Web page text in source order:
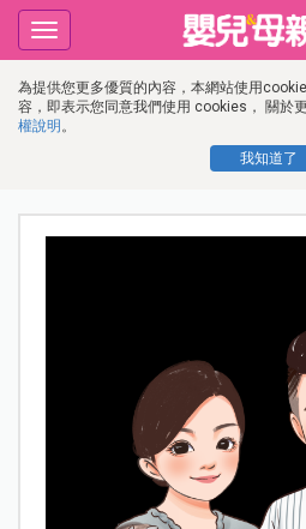
為提供您更多優質的內容，本網站使用
容，即表示您同意我們使用 cookies， 關於
權說明 。
我知道了
Toggle
navigation